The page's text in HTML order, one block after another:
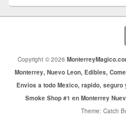
Copyright © 2026
Monterrey, Nuevo Leon, Edibles,
Envios a todo Mexico, rapido,
Smoke Shop #1 en Monterrey
Theme: Catch